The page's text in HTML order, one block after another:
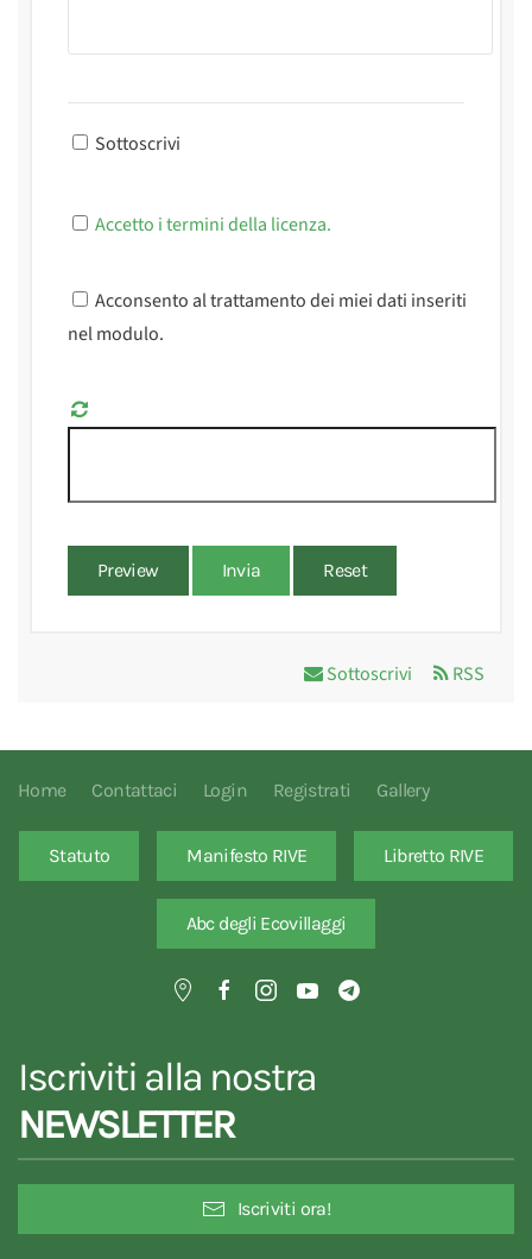
Sottoscrivi
Accetto i termini della licenza.
Acconsento al trattamento dei miei dati inseriti
nel modulo.
Preview Invia Reset
Sottoscrivi RSS
Home Contattaci Login Registrati Gallery
Statuto Manifesto RIVE Libretto RIVE
Abc degli Ecovillaggi
Iscriviti alla nostra
NEWSLETTER
Iscriviti ora!